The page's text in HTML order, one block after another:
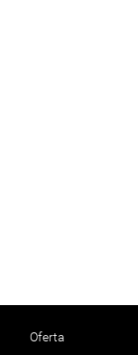
Oferta